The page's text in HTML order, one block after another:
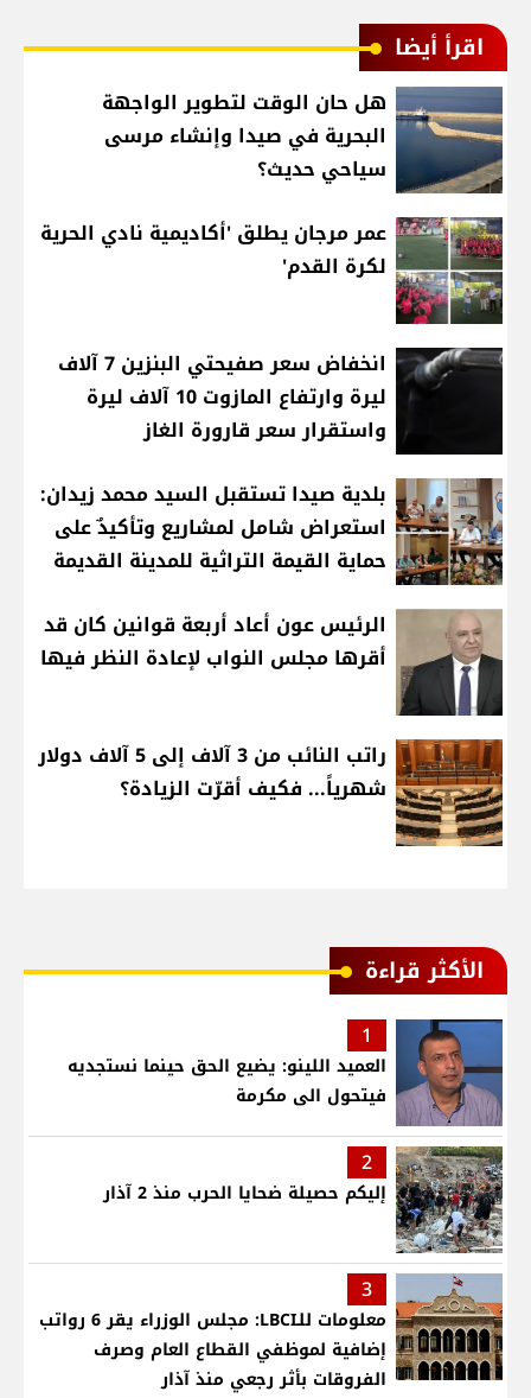
اقرأ أيضا
هل حان الوقت لتطوير الواجهة
البحرية في صيدا وإنشاء مرسى
سياحي حديث؟
عمر مرجان يطلق 'أكاديمية نادي الحرية
لكرة القدم'
انخفاض سعر صفيحتي البنزين 7 آلاف
ليرة وارتفاع المازوت 10 آلاف ليرة
واستقرار سعر قارورة الغاز
بلدية صيدا تستقبل السيد محمد زيدان:
استعراض شامل لمشاريع وتأكيدٌ على
حماية القيمة التراثية للمدينة القديمة
الرئيس عون أعاد أربعة قوانين كان قد
أقرها مجلس النواب لإعادة النظر فيها
راتب النائب من 3 آلاف إلى 5 آلاف دولار
شهرياً... فكيف أقرّت الزيادة؟
الأكثر قراءة
1
العميد اللينو: يضيع الحق حينما نستجديه
فيتحول الى مكرمة
2
إليكم حصيلة ضحايا الحرب منذ 2 آذار
3
معلومات للـLBCI: مجلس الوزراء يقر 6 رواتب
إضافية لموظفي القطاع العام وصرف
الفروقات بأثر رجعي منذ آذار